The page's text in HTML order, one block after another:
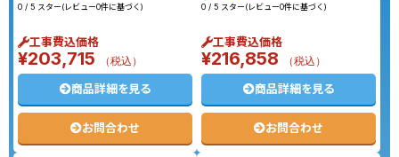
0 / 5 スター(レビュー0件に基づく)
工事費込価格
¥203,715 （税込）
商品詳細を見る
お問合わせ
0 / 5 スター(レビュー0件に基づく)
工事費込価格
¥216,858 （税込）
商品詳細を見る
お問合わせ